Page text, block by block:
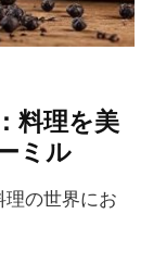
料理を美
ミル
の世界にお